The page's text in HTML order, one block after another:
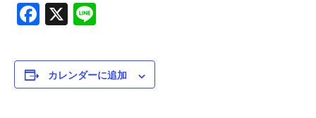
Product Planning
Facebook
X
カレンダーに追加